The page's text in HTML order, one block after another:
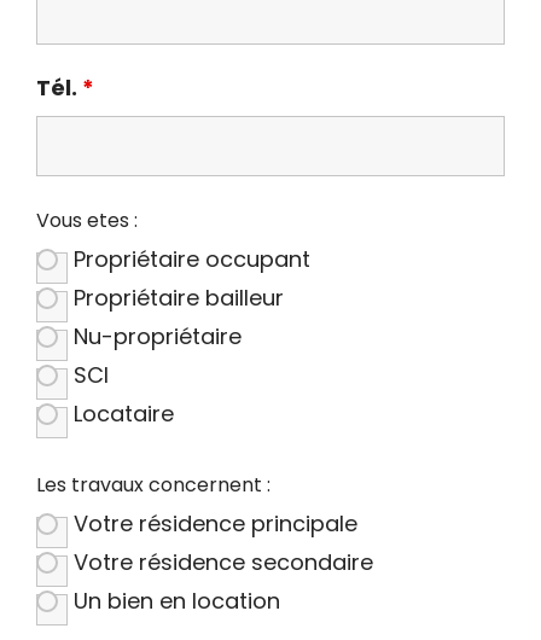
Tél. *
Vous etes :
Propriétaire occupant
Propriétaire bailleur
Nu-propriétaire
SCI
Locataire
Les travaux concernent :
Votre résidence principale
Votre résidence secondaire
Un bien en location